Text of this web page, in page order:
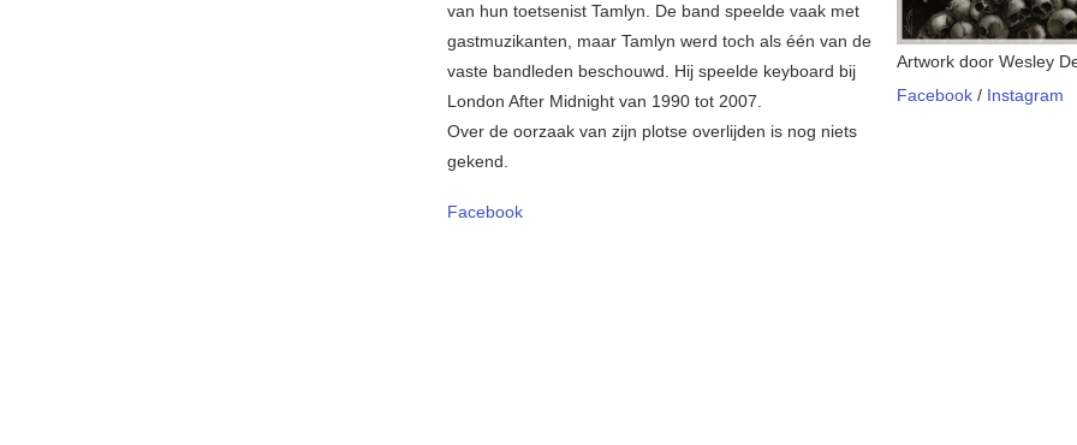
Artwork door Wesley
Facebook / Instagram
van hun toetsenist Tamlyn. De band speelde vaak met
gastmuzikanten, maar Tamlyn werd toch als één van de
vaste bandleden beschouwd. Hij speelde keyboard bij
London After Midnight van 1990 tot 2007.
Over de oorzaak van zijn plotse overlijden is nog niets
gekend.
Facebook